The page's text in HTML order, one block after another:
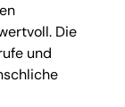
Die
und